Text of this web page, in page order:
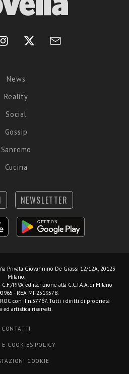
News
Reality
Social
Gossip
Sanremo
Cucina
NEWSLETTER
Privata Giovannino De Grassi 12/12A, 20123
Milano.
P.IVA ed iscrizione alla C.C.I.A.A. di Milano
- REA MI-2519578.
con il n.37767. Tutti i diritti di proprietà
ed artistica riservati.
CONTATTI
E COOKIES POLICY
COOKIE